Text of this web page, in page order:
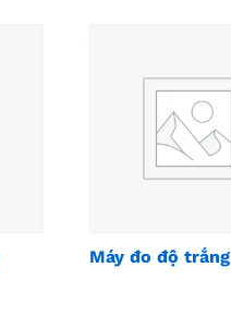
Máy đo độ trắng